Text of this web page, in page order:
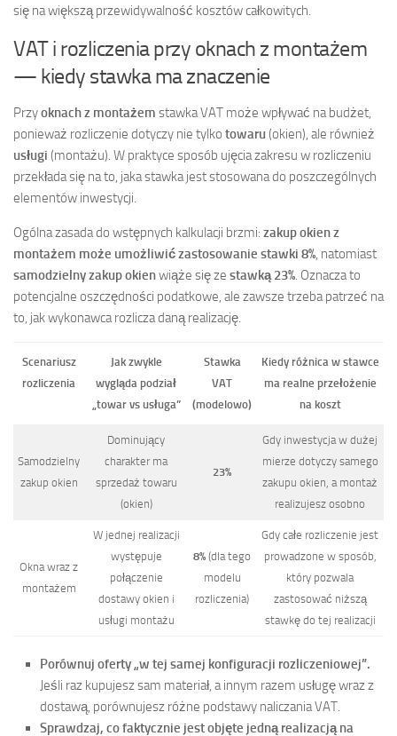
się na większą przewidywalność kosztów całkowitych.
VAT i rozliczenia przy oknach z montażem
— kiedy stawka ma znaczenie
Przyoknach z montażem stawka VAT może wpływać na budżet,
ponieważ rozliczenie dotyczy nie tylko towaru(okien), ale również
usługi (montażu). W praktyce sposób ujęcia zakresu w rozliczeniu
przekłada się na to, jaka stawka jest stosowana do poszczególnych
elementów inwestycji.
Ogólna zasada do wstępnych kalkulacji brzmi: zakup okien z
montażem może umożliwić zastosowanie stawki 8%, natomiast
samodzielny zakup okienwiąże się ze stawką 23%. Oznacza to
potencjalne oszczędności podatkowe, ale zawsze trzeba patrzeć na
to, jak wykonawca rozlicza daną realizację.
Scenariusz
rozliczenia
Jak zwykle
wygląda podział
„towar vs usługa”
Stawka
VAT
(modelowo)
Kiedy różnica w stawce
ma realne przełożenie
na koszt
Samodzielny
zakup okien
Dominujący
charakter ma
sprzedaż towaru
(okien)
23%
Gdy inwestycja w dużej
mierze dotyczy samego
zakupu okien, a montaż
realizujesz osobno
Okna wraz z
montażem
W jednej realizacji
występuje
połączenie
dostawy okien i
usługi montażu
8% (dla tego
modelu
rozliczenia)
Gdy całe rozliczenie jest
prowadzone w sposób,
który pozwala
zastosować niższą
stawkę do tej realizacji
Porównuj oferty „w tej samej konfiguracji rozliczeniowej”.
Jeśli raz kupujesz sam materiał, a innym razem usługę wraz z
dostawą, porównujesz różne podstawy naliczania VAT.
Sprawdzaj, co faktycznie jest objęte jedną realizacją na